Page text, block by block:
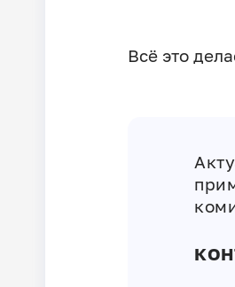
Всё это